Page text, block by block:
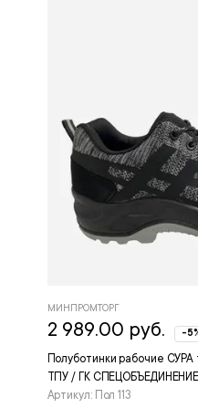
Полуботинки рабочие
ТПУ / ГК СПЕЦОБЪЕДИНЕНИЕ
Артикул: Пол 113
МИНПРОМТОРГ
2 989.00 руб. -